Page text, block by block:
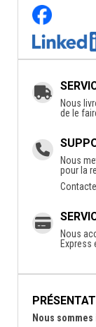
Nous
de le
Nous
pour la
Nous
Express
Nous